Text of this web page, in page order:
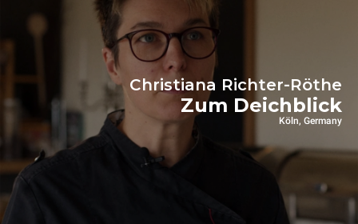
Christiana Richter-Röthe
Zum Deichblick
Köln, Germany